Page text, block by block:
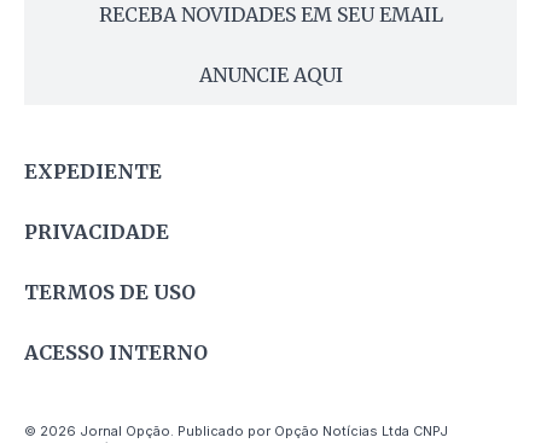
RECEBA NOVIDADES EM SEU EMAIL
ANUNCIE AQUI
EXPEDIENTE
PRIVACIDADE
TERMOS DE USO
ACESSO INTERNO
© 2026 Jornal Opção. Publicado por Opção Notícias Ltda CNPJ